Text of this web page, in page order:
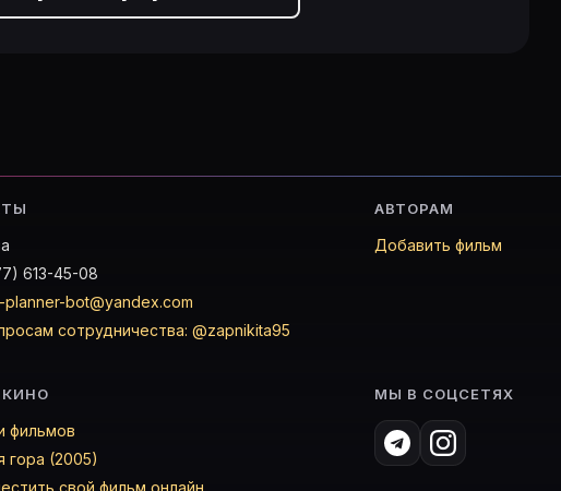
613-45-08
planner-bot@yandex.com
сотрудничества: @zapnikita95
АВТОРАМ
Добавить фильм
КИНО
фильмов
гора (2005)
свой фильм онлайн
МЫ В СОЦСЕТЯХ